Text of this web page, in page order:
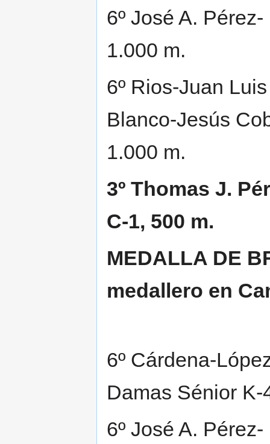
6º José A.
1.000 m.
6º Rios-Juan
Blanco-Jesús
1.000 m.
3º Thomas J.
C-1, 500 m.
MEDALLA DE
medallero en
6º Cárdena-
Damas Sénior K-
6º José A.